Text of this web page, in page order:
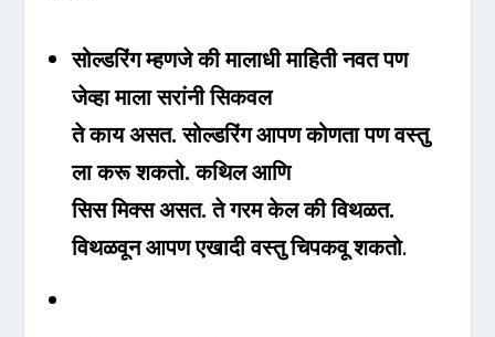
सोल्डरिंग म्हणजे की मालाधी माहिती नवत पण
जेव्हा माला सरांनी सिकवल
ते काय असत. सोल्डरिंग आपण कोणता पण वस्तु
ला करू शकतो. कथिल आणि
सिस मिक्स असत. ते गरम केल की विथळत.
विथळवून आपण एखादी वस्तु चिपकवू शकतो.